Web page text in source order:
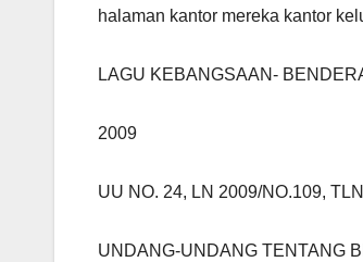
halaman kantor mereka kantor
LAGU KEBANGSAAN-
2009
UU NO. 24, LN 2009/NO.109,
UNDANG-UNDANG TENTANG